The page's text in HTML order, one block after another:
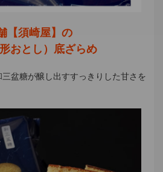
【須崎屋】の
おとし）底ざらめ
盆糖が醸し出すすっきりした甘さを